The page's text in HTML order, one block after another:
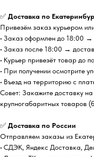
✅ Доставка по
Привезём заказ курьером
• Заказ оформлен до 18:00 →
• Заказ после 18:00 →
• Курьер привезёт товар до
• При получении осмотрите
• Въезд на территорию с
Совет: Закажите доставку
крупногабаритных товаров
✅ Доставка по России
Отправляем заказы из
• СДЭК, Яндекс Доставка,